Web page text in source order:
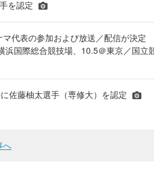
を認定
マ代表の参加および放送／配信が決定
国際総合競技場、10.5＠東京／国立
佐藤柚太選手（専修大）を認定
へ